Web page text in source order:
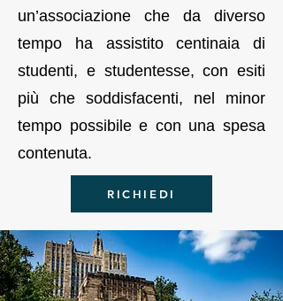
un’associazione che da diverso
tempo ha assistito centinaia di
studenti, e studentesse, con esiti
più che soddisfacenti, nel minor
tempo possibile e con una spesa
contenuta.
RICHIEDI